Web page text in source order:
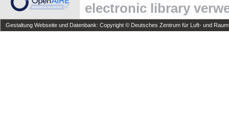
electronic library
Gestaltung Webseite und Datenbank: Copyright © Deutsches Zentrum für Luft- und